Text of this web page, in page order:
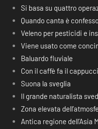
Si basa su quattro
Quando canta è
Veleno per pesticidi e
Viene usato come
Baluardo fluviale
Con il caffè fa il
Suona la sveglia
Il grande naturalista
Zona elevata
Antica regione dell’Asia